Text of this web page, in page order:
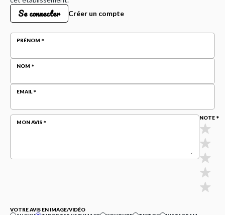
Se connecter Créer un compte
PRÉNOM
NOM
EMAIL
MON AVIS
NOTE
VOTRE AVIS EN IMAGE/VIDÉO